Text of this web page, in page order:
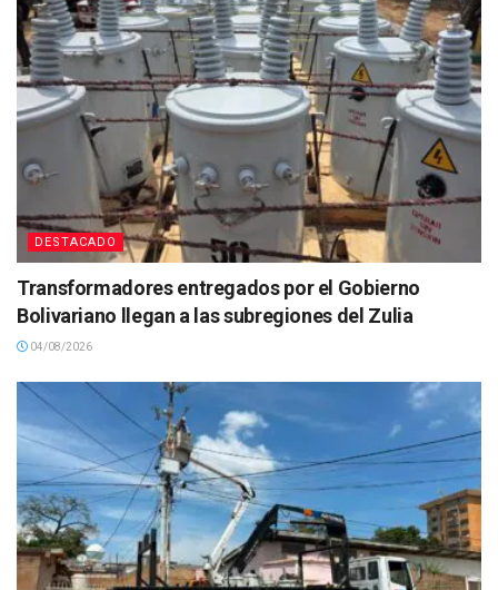
DESTACADO
Transformadores entregados por el Gobierno
Bolivariano llegan a las subregiones del Zulia
04/08/2026